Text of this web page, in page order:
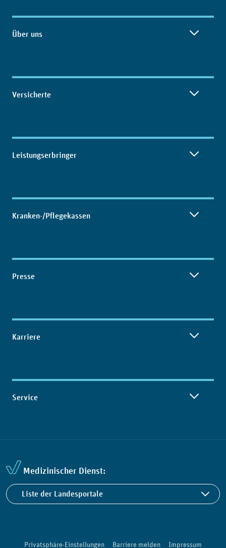
Inhaltsübersicht
Über uns
Versicherte
Leistungserbringer
Kranken-/Pflegekassen
Presse
Karriere
Service
Medizinischer Dienst:
Liste der Landesportale
Privatsphäre-Einstellungen Barriere melden Impressum